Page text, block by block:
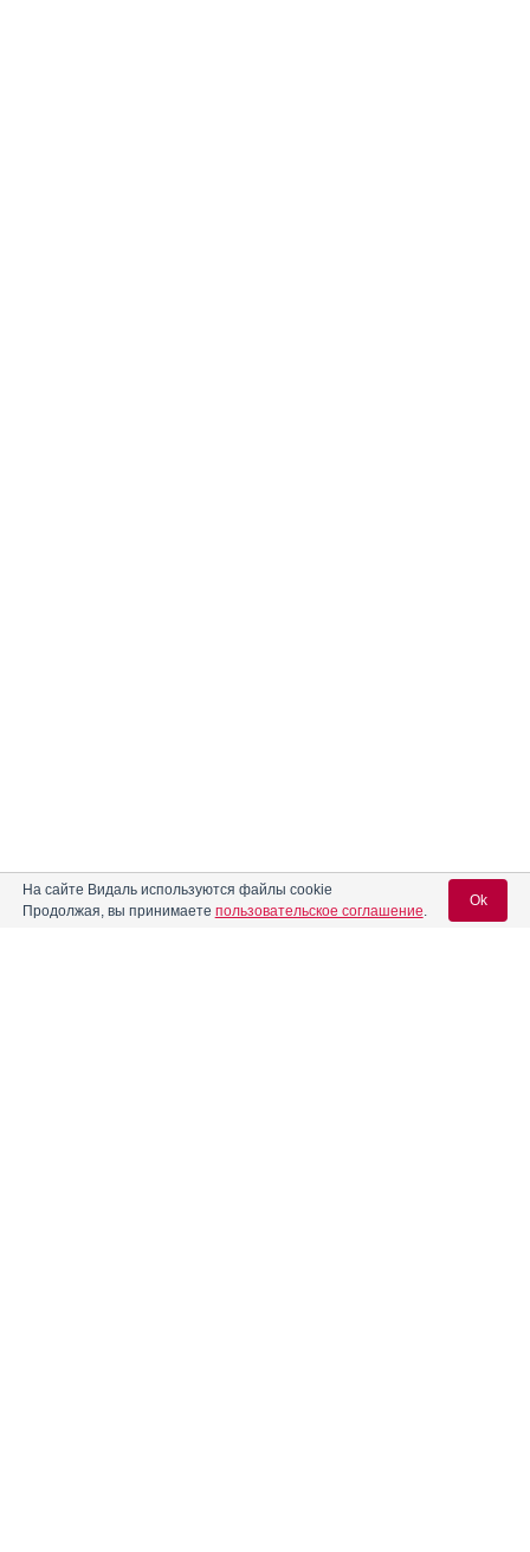
На сайте Видаль используются файлы cookie
Продолжая, вы принимаете пользовательское соглашение.
Ok